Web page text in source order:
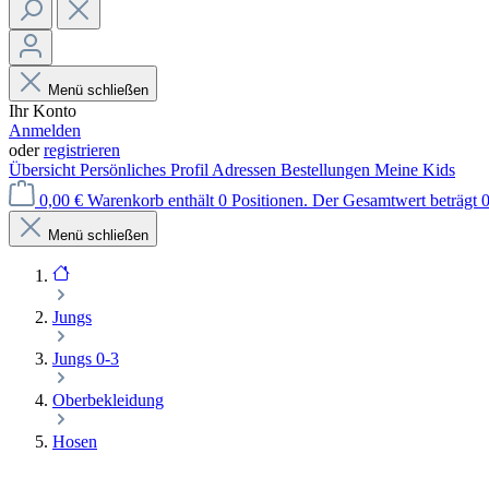
Menü schließen
Ihr Konto
Anmelden
oderregistrieren
Übersicht Persönliches Profil Adressen Bestellungen Meine Kids
0,00 € Warenkorb enthält 0 Positionen. Der Gesamtwert beträgt
Menü schließen
Jungs
Jungs 0-3
Oberbekleidung
Hosen